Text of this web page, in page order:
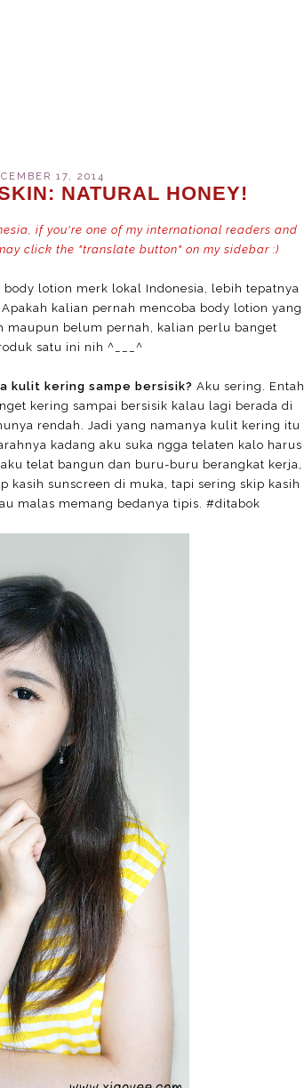
17, 2014
NATURAL HONEY!
if you're one of my international readers and
click the "translate button" on my sidebar :)
lotion merk lokal Indonesia, lebih tepatnya
Apakah kalian pernah mencoba body lotion yang
maupun belum pernah, kalian perlu banget
satu ini nih ^___^
kulit kering sampe bersisik? Aku sering. Entah
kering sampai bersisik kalau lagi berada di
rendah. Jadi yang namanya kulit kering itu
kadang aku suka ngga telaten kalo harus
telat bangun dan buru-buru berangkat kerja,
kasih sunscreen di muka, tapi sering skip kasih
malas memang bedanya tipis. #ditabok